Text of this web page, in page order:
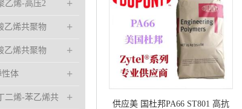
乙烯-高压2 +
乙烯共聚物 +
乙烯共聚物 +
性体 +
二烯-苯乙烯共 +
供应美 国杜邦PA66 ST801 高抗